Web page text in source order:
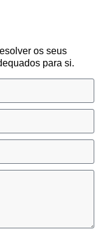
os seus
para si.